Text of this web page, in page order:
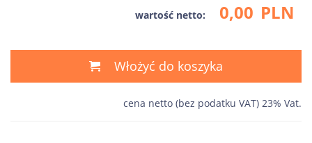
wartość netto: 0,00 PLN
Włożyć do koszyka
cena netto (bez podatku VAT) 23% Vat.